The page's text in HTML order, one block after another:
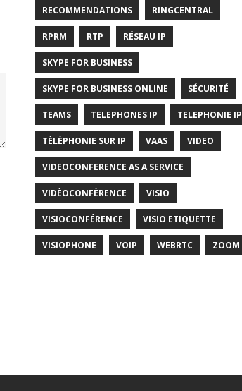
RECOMMENDATIONS RINGCENTRAL
RPRM RTP RÉSEAU IP
SKYPE FOR BUSINESS
SKYPE FOR BUSINESS ONLINE SÉCURITÉ
TEAMS TELEPHONES IP TELEPHONIE IP
TÉLÉPHONIE SUR IP VAAS VIDEO
VIDEOCONFERENCE AS A SERVICE
VIDÉOCONFÉRENCE VISIO
VISIOCONFÉRENCE VISIO ETIQUETTE
VISIOPHONE VOIP WEBRTC ZOOM